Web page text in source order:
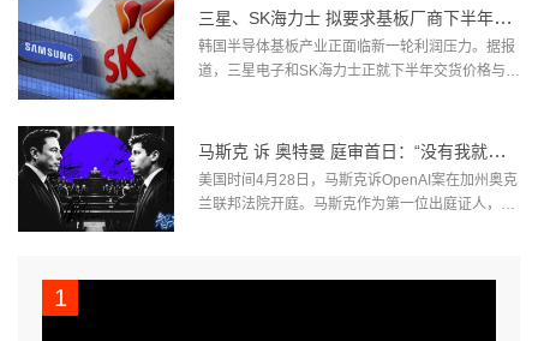
斯达克开始交易，代码为“SKHYV”。 ...
三星、SK海力士 拟要求基板厂商下半年降
价
韩国半导体基板产业正面临新一轮利润压力。据报
道，三星电子和SK海力士正就下半年交货价格与上
业雪上加霜。据韩国媒体etnews援引业内人士透
货价格平均上调约3%至4%，部分回应了基板厂商
因金、铜等原材料成本急涨提出的调价诉求。...
马斯克 诉 奥特曼 庭审首日：“没有我就没
有 OpenAI ”
美国时间4月28日，马斯克诉OpenAI案在加州奥克
兰联邦法院开庭。马斯克作为第一位出庭证人，试